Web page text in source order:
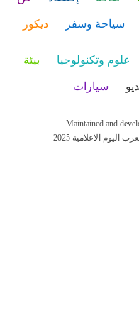
سياحة وسفر ديكور
علوم وتكنولوجيا بيئة
سيارات
Maintained and